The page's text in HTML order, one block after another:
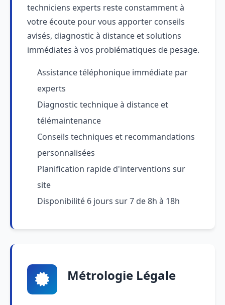
techniciens experts reste constamment à
votre écoute pour vous apporter conseils
avisés, diagnostic à distance et solutions
immédiates à vos problématiques de pesage.
Assistance téléphonique immédiate par
experts
Diagnostic technique à distance et
télémaintenance
Conseils techniques et recommandations
personnalisées
Planification rapide d'interventions sur
site
Disponibilité 6 jours sur 7 de 8h à 18h
Métrologie Légale